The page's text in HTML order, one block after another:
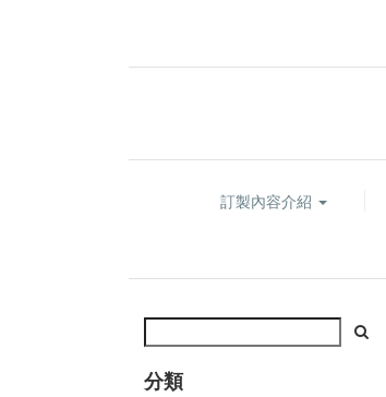
訂製內容介紹
分類